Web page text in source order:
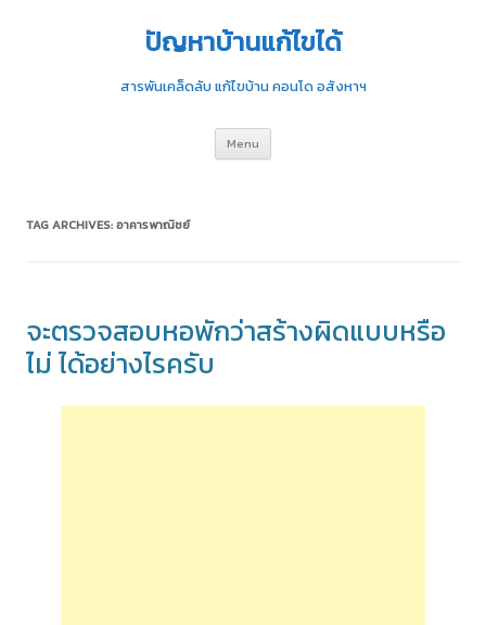
ปัญหาบ้านแก้ไขได้
สารพันเคล็ดลับ แก้ไขบ้าน คอนโด อสังหาฯ
Menu
TAG ARCHIVES:อาคารพาณิชย์
จะตรวจสอบหอพักว่าสร้างผิดแบบหรือ
ไม่ ได้อย่างไรครับ